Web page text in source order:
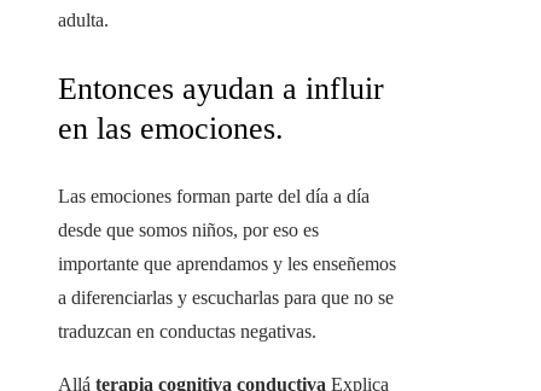
adulta.
Entonces ayudan a influir
en las emociones.
Las emociones forman parte del día a día
desde que somos niños, por eso es
importante que aprendamos y les enseñemos
a diferenciarlas y escucharlas para que no se
traduzcan en conductas negativas.
Allá terapia cognitiva conductiva Explica